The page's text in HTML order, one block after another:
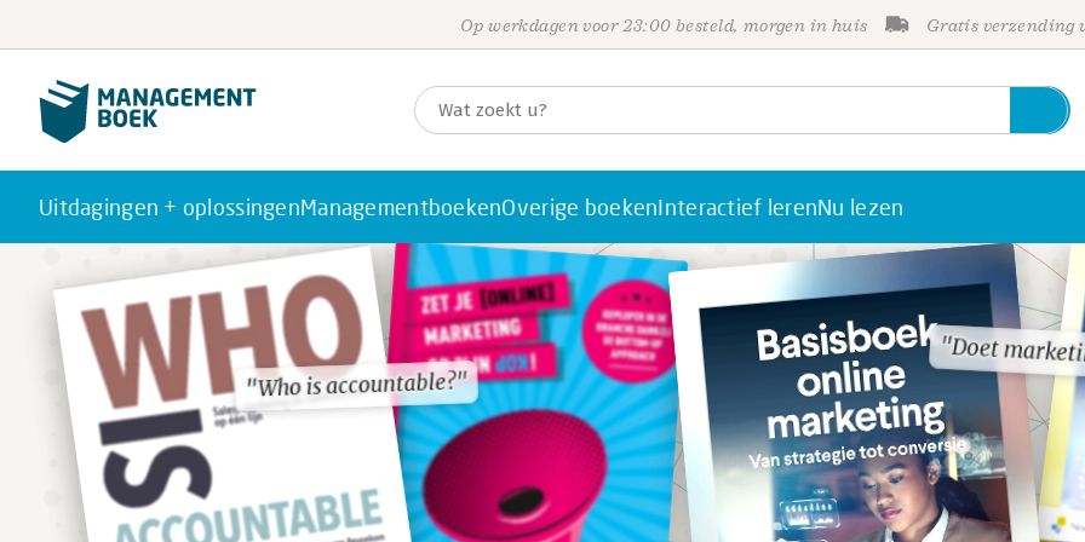
Op werkdagen voor 23:00 besteld, morgen in huis Gratis verzending
Uitdagingen + oplossingenManagementboekenOverige boekenInteractief lerenNu lezen
"Who is accountable?"
"Doet
"Who is accountable?"
"Doet